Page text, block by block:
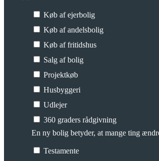
Køb af ejerbolig
Køb af andelsbolig
Køb af fritidshus
Salg af bolig
Projektkøb
Husbyggeri
Udlejer
360 graders rådgivning
En ny bolig betyder, at mange ting
Testamente